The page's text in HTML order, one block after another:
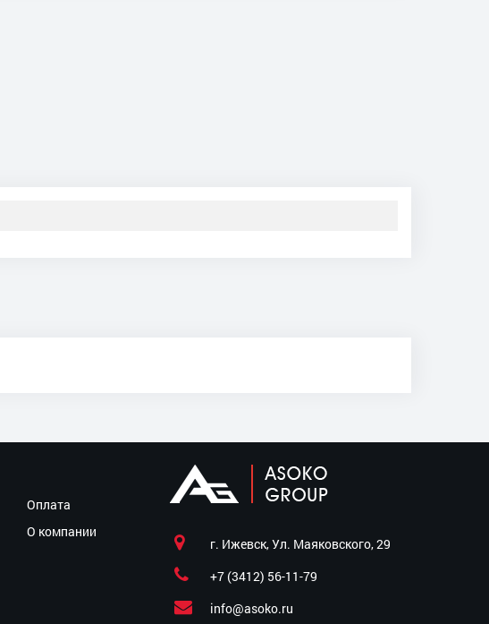
Оплата
О компании
г. Ижевск, Ул. Маяковского, 29
+7 (3412) 56-11-79
info@asoko.ru